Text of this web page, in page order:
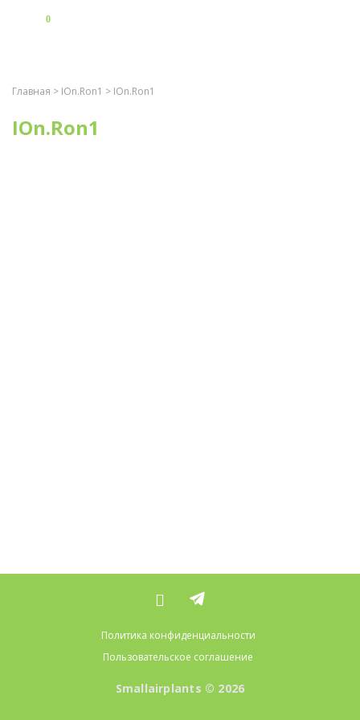
0
Главная > IOn.Ron1 > IOn.Ron1
IOn.Ron1
Политика конфиденциальности
Пользовательское соглашение
Smallairplants © 2026